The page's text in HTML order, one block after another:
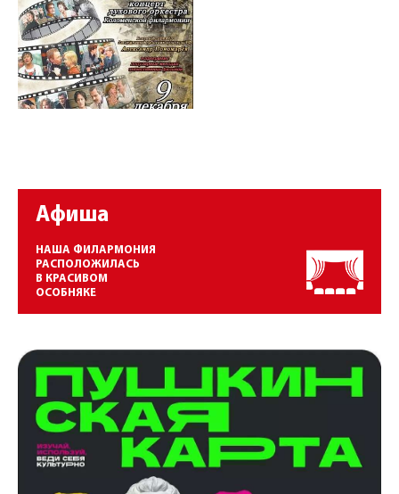
Афиша
НАША ФИЛАРМОНИЯ
РАСПОЛОЖИЛАСЬ
В КРАСИВОМ
ОСОБНЯКЕ